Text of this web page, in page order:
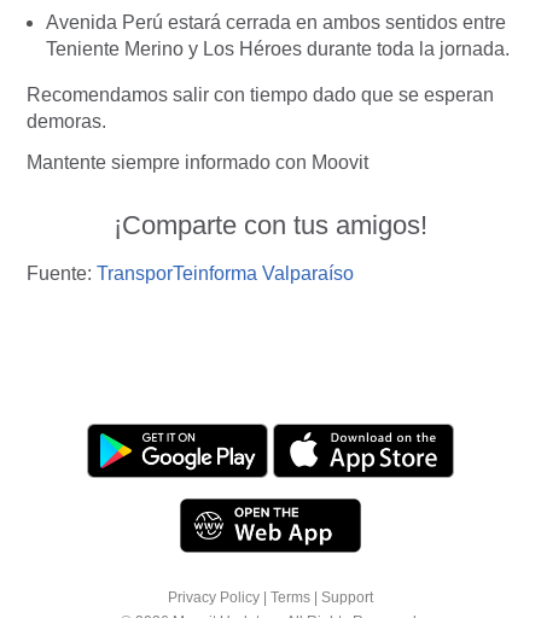
Avenida Perú estará cerrada en ambos sentidos entre
Teniente Merino y Los Héroes durante toda la jornada.
Recomendamos salir con tiempo dado que se esperan
demoras.
Mantente siempre informado con Moovit
¡Comparte con tus amigos!
Fuente: TransporTeinforma Valparaíso
Privacy Policy Terms
Support